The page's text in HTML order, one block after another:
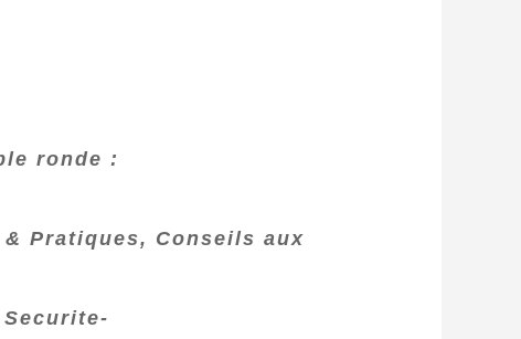
ronde :
& Pratiques, Conseils aux